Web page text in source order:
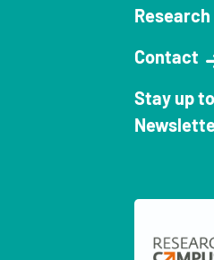
Research
Contact
Stay up